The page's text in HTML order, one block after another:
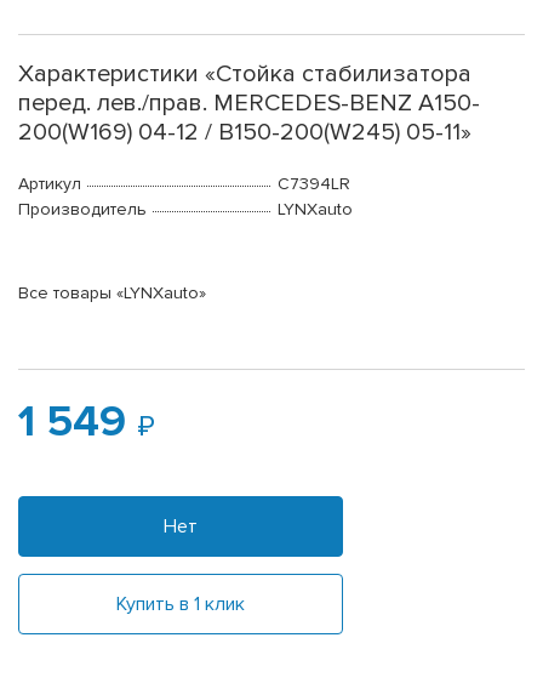
Характеристики «Стойка стабилизатора
перед. лев./прав. MERCEDES-BENZ A150-
200(W169) 04-12 / B150-200(W245) 05-11»
Артикул
C7394LR
Производитель
LYNXauto
Все товары «LYNXauto»
1 549
Нет
Купить в 1 клик